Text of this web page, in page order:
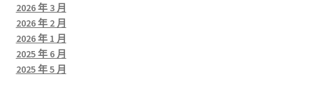
2026 年 3 月
2026 年 2 月
2026 年 1 月
2025 年 6 月
2025 年 5 月